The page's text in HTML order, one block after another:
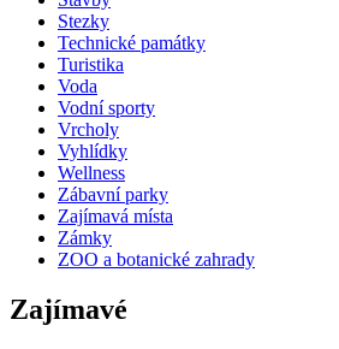
Stezky
Technické památky
Turistika
Voda
Vodní sporty
Vrcholy
Vyhlídky
Wellness
Zábavní parky
Zajímavá místa
Zámky
ZOO a botanické zahrady
Zajímavé